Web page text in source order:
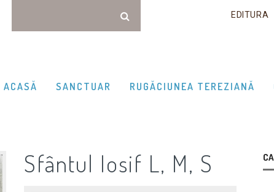
EDITURA
ACASĂ SANCTUAR RUGĂCIUNEA TEREZIANĂ
Sfântul Iosif L, M, S